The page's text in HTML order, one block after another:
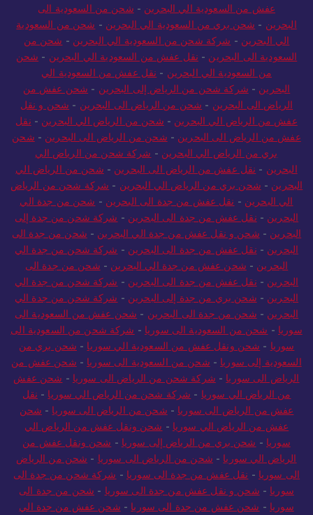
عفش من السعودية الي البحرين - شحن من السعودية الى
البحرين - شحن بري من السعودية الي البحرين - شحن من السعودية
الي البحرين - شركة شحن من السعودية الي البحرين - شحن من
السعودية الى البحرين - نقل عفش من السعودية الي البحرين - شحن
من السعودية الي البحرين - نقل عفش من السعودية الي
البحرين - شركة شحن من الرياض إلى البحرين - شحن عفش من
الرياض الى البحرين - شحن من الرياض الى البحرين - شحن و نقل
عفش من الرياض الي البحرين - شحن من الرياض الي البحرين - نقل
عفش من الرياض الى البحرين - شحن من الرياض الى البحرين - شحن
بري من الرياض الي البحرين - شركة شحن من الرياض الي
البحرين - نقل عفش من الرياض الى البحرين - شحن من الرياض الي
البحرين - شحن بري من الرياض الي البحرين - شركة شحن من الرياض
الي البحرين - نقل عفش من جدة الى البحرين - شحن من جدة الي
البحرين - نقل عفش من جدة الى البحرين - شركة شحن من جدة إلى
البحرين - شحن و نقل عفش من جدة الي البحرين - شحن من جدة الى
البحرين - نقل عفش من جدة الى البحرين - شركة شحن من جدة الي
البحرين - شحن عفش من جدة الي البحرين - شحن من جدة الى
البحرين - نقل عفش من جدة الى البحرين - شركة شحن من جدة الي
البحرين - شحن بري من جدة إلى البحرين - شركة شحن من جدة الي
البحرين - شحن من جدة الى البحرين - شحن عفش من السعودية الى
سوريا - شحن من السعودية الى سوريا - شركة شحن من السعودية الى
سوريا - شحن ونقل عفش من السعودية الي سوريا - شحن بري من
السعودية إلى سوريا - شحن من السعودية الى سوريا - شحن عفش من
الرياض الى سوريا - شركة شحن من الرياض الى سوريا - شحن عفش
من الرياض الي سوريا - شركة شحن من الرياض الي سوريا - نقل
عفش من الرياض الى سوريا - شحن من الرياض الى سوريا - شحن
عفش من الرياض الي سوريا - شحن ونقل عفش من الرياض الي
سوريا - شحن بري من الرياض إلى سوريا - شحن ونقل عفش من
الرياض الي سوريا - شحن من الرياض الى سوريا - شحن من الرياض
الى سوريا - نقل عفش من جدة الى سوريا - شركة شحن من جدة الى
سوريا - شحن و نقل عفش من جدة الى سوريا - شحن من جدة الى
سوريا - شحن عفش من جدة الى سوريا - شحن عفش من جدة الي